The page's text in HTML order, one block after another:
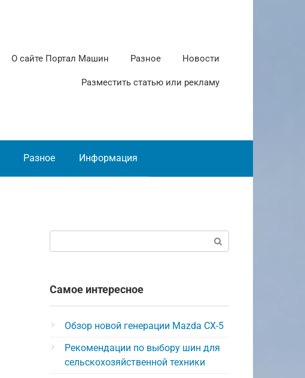
О сайте Портал Машин Разное Новости
Разместить статью или рекламу
Разное Информация
Самое интересное
Обзор новой генерации Mazda CX-5
Рекомендации по выбору шин для
сельскохозяйственной техники